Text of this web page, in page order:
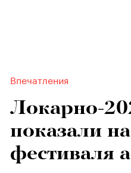
Впечатления
Локарно-
показали
фестиваля